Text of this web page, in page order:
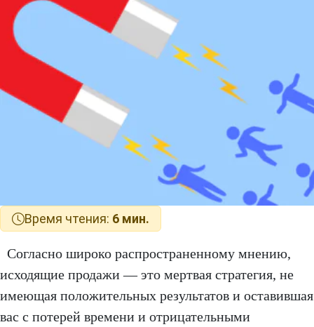
Время чтения: 6 мин.
Согласно широко распространенному мнению,
исходящие продажи — это мертвая стратегия, не
имеющая положительных результатов и оставившая
вас с потерей времени и отрицательными